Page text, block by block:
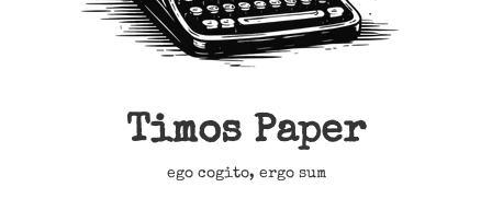
Timos Paper
ego cogito, ergo sum